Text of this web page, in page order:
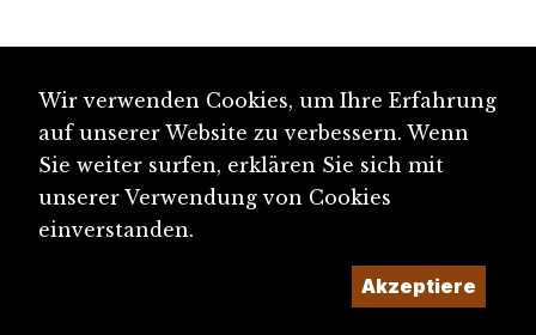
Wir verwenden Cookies, um Ihre Erfahrung
auf unserer Website zu verbessern. Wenn
Sie weiter surfen, erklären Sie sich mit
unserer Verwendung von Cookies
einverstanden.
Akzeptiere